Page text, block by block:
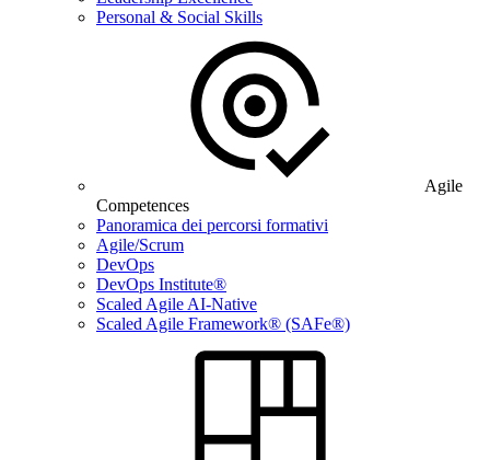
Personal & Social Skills
Agile
Competences
Panoramica dei percorsi formativi
Agile/Scrum
DevOps
DevOps Institute®
Scaled Agile AI-Native
Scaled Agile Framework® (SAFe®)